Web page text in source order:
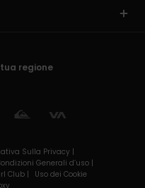
regione
Sulla Privacy |
Generali d’uso |
Club |
Uso dei Cookie